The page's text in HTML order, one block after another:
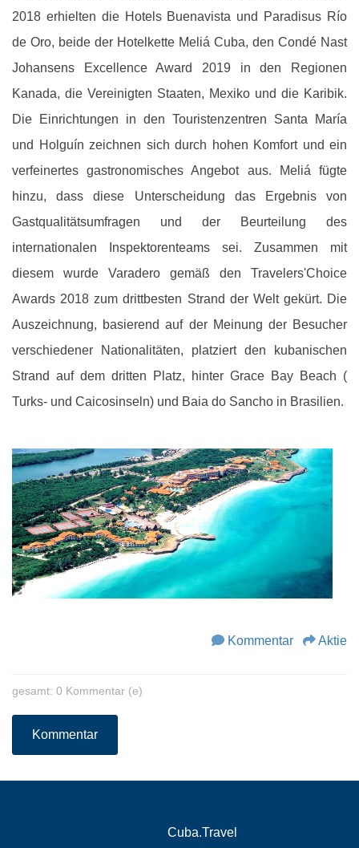
2018 erhielten die Hotels Buenavista und Paradisus Río
de Oro, beide der Hotelkette Meliá Cuba, den Condé Nast
Johansens Excellence Award 2019 in den Regionen
Kanada, die Vereinigten Staaten, Mexiko und die Karibik.
Die Einrichtungen in den Touristenzentren Santa María
und Holguín zeichnen sich durch hohen Komfort und ein
verfeinertes gastronomisches Angebot aus. Meliá fügte
hinzu, dass diese Unterscheidung das Ergebnis von
Gastqualitätsumfragen und der Beurteilung des
internationalen Inspektorenteams sei. Zusammen mit
diesem wurde Varadero gemäß den Travelers'Choice
Awards 2018 zum drittbesten Strand der Welt gekürt. Die
Auszeichnung, basierend auf der Meinung der Besucher
verschiedener Nationalitäten, platziert den kubanischen
Strand auf dem dritten Platz, hinter Grace Bay Beach (
Turks- und Caicosinseln) und Baia do Sancho in Brasilien.
Kommentar Aktie
gesamt: 0 Kommentar (e)
Kommentar
Cuba.Travel